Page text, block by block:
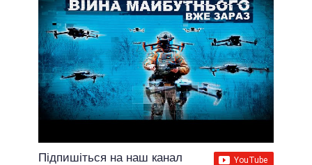
Підпишіться на наш канал